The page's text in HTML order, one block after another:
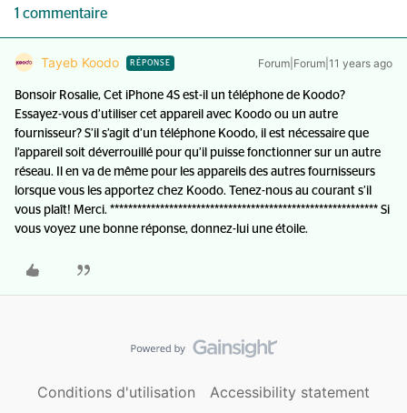
1 commentaire
Tayeb Koodo RÉPONSE Forum|Forum|11 years ago
Bonsoir Rosalie, Cet iPhone 4S est-il un téléphone de Koodo?
Essayez-vous d’utiliser cet appareil avec Koodo ou un autre
fournisseur? S’il s’agit d’un téléphone Koodo, il est nécessaire que
l’appareil soit déverrouillé pour qu’il puisse fonctionner sur un autre
réseau. Il en va de même pour les appareils des autres fournisseurs
lorsque vous les apportez chez Koodo. Tenez-nous au courant s’il
vous plaît! Merci. *********************************************************** Si
vous voyez une bonne réponse, donnez-lui une étoile.
Conditions d'utilisation Accessibility statement